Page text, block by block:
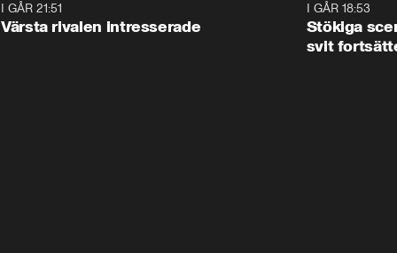
I GÅR 21:51
Värsta rivalen intresserade
I GÅR 18:53
Stökiga
svit